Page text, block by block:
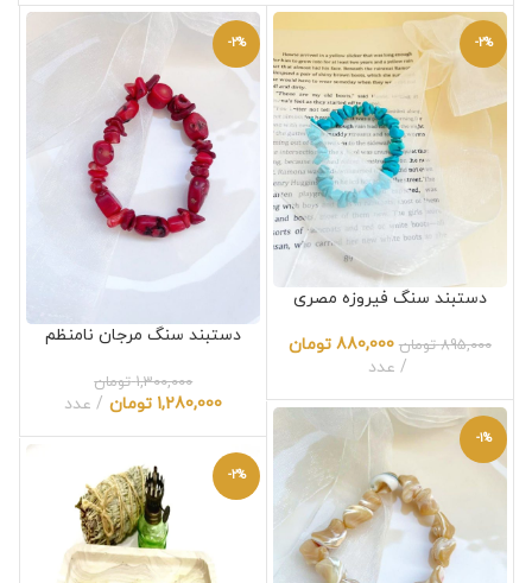
-2%
دستبند سنگ فیروزه مصری
895,000 تومان 880,000 تومان
عدد
-2%
دستبند سنگ مرجان نامنظم
1,300,000 تومان
1,280,000 تومان عدد
-1%
-2%